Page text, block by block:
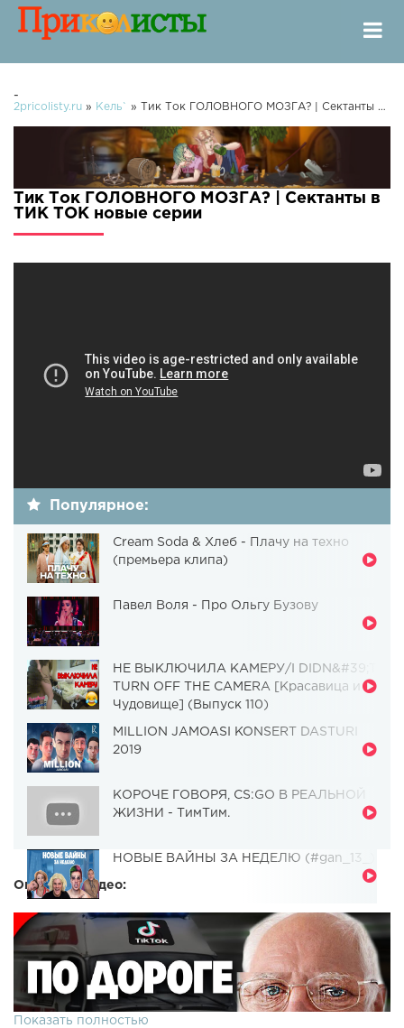
-
2pricolisty.ru » Кель` » Тик Ток ГОЛОВНОГО МОЗГА? | Сектанты в ТИК ТОК
Тик Ток ГОЛОВНОГО МОЗГА? | Сектанты в
ТИК ТОК новые серии
Популярное:
Cream Soda & Хлеб - Плачу на техно
(премьера клипа)
Павел Воля - Про Ольгу Бузову
НЕ ВЫКЛЮЧИЛА КАМЕРУ/I DIDN&#39;T
TURN OFF THE CAMERA [Красавица и
Чудовище] (Выпуск 110)
MILLION JAMOASI KONSERT DASTURI
2019
КОРОЧЕ ГОВОРЯ, CS:GO В РЕАЛЬНОЙ
ЖИЗНИ - ТимТим.
НОВЫЕ ВАЙНЫ ЗА НЕДЕЛЮ (#gan_13_)
Описание видео:
Показать полностью